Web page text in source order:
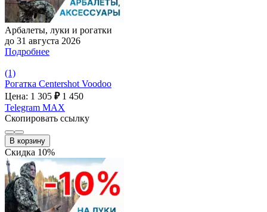
Арбалеты, луки и рогатки
до 31 августа 2026
Подробнее
(1)
Рогатка Centershot Voodoo
Цена: 1 305 ₽ 1 450
Telegram MAX
Скопировать ссылку
В корзину
Скидка 10%